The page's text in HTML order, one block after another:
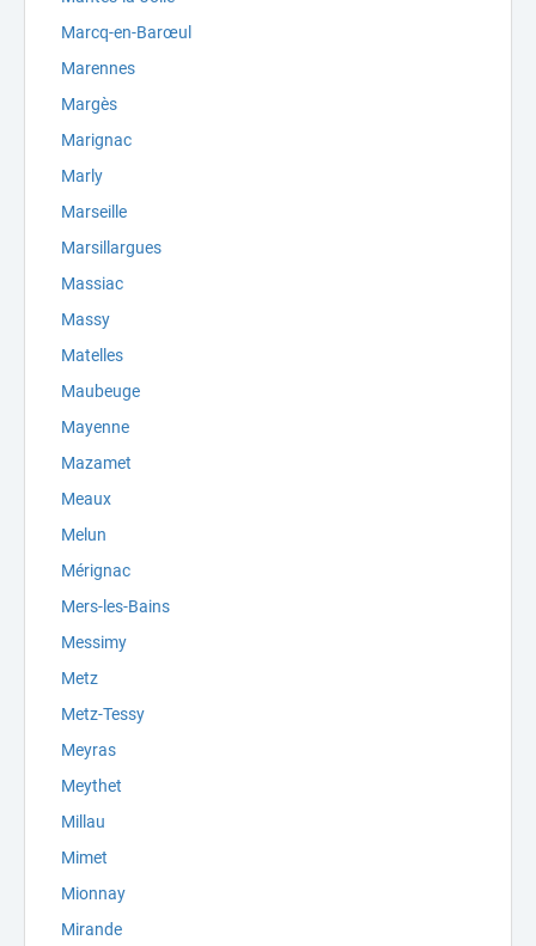
Marcq-en-Barœul
Marennes
Margès
Marignac
Marly
Marseille
Marsillargues
Massiac
Massy
Matelles
Maubeuge
Mayenne
Mazamet
Meaux
Melun
Mérignac
Mers-les-Bains
Messimy
Metz
Metz-Tessy
Meyras
Meythet
Millau
Mimet
Mionnay
Mirande